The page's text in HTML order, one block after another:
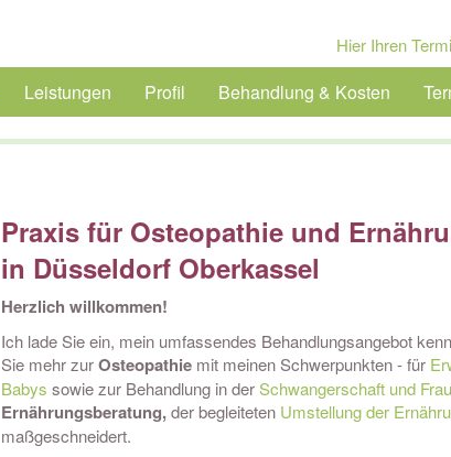
Hier Ihren
Leistungen Profil Behandlung & Kosten
Praxis für Osteopathie und
in Düsseldorf Oberkassel
Herzlich willkommen!
Ich lade Sie ein, mein umfassendes Behandlungsangebot
Sie mehr zurOsteopathie mit meinen Schwerpunkten- für
Babys sowie zur Behandlung in derSchwangerschaft und
Ernährungsberatung,der begleiteten Umstellung der
maßgeschneidert.